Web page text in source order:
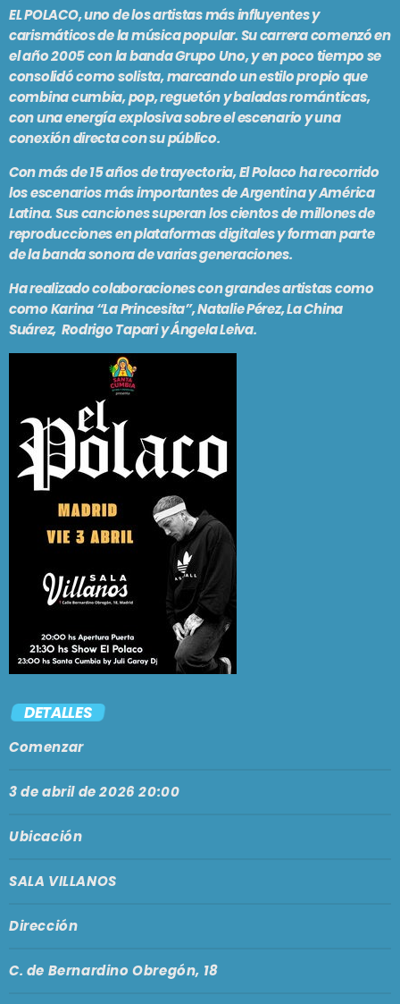
BARCELONA
MALLORCA
PODCASTS
TIENDA
EN VIVO AHORA!
En vivo
GRACIAS TOTALES
9:00 am - 12:00 pm
PASADO LIVE
12:00 pm - 2:00 pm
2:00 pm - 5:00 pm
EL POLACO, uno de los artistas más influyentes y
carismáticos de la música popular. Su carrera comenzó en
el año 2005 con la banda Grupo Uno, y en poco tiempo se
consolidó como solista, marcando un estilo propio que
combina cumbia, pop, reguetón y baladas románticas,
con una energía explosiva sobre el escenario y una
conexión directa con su público.
Con más de 15 años de trayectoria, El Polaco ha recorrido
los escenarios más importantes de Argentina y América
Latina. Sus canciones superan los cientos de millones de
reproducciones en plataformas digitales y forman parte
de la banda sonora de varias generaciones.
Ha realizado colaboraciones con grandes artistas como
como Karina “La Princesita”, Natalie Pérez, La China
Suárez, Rodrigo Tapari y Ángela Leiva.
DETALLES
Comenzar
3 de abril de 2026 20:00
Ubicación
SALA VILLANOS
Dirección
C. de Bernardino Obregón, 18